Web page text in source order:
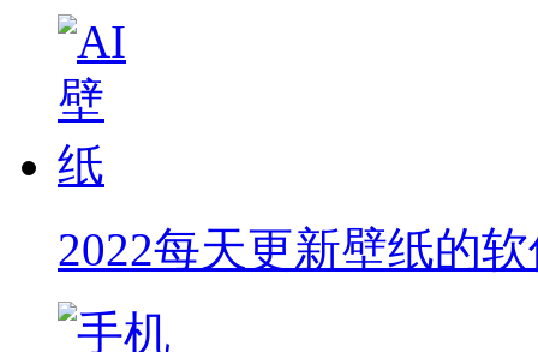
2022每天更新壁纸的